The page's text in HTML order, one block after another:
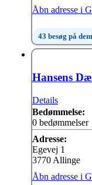
Åbn adresse i
43 besøg på
Hansens
Details
Bedømmelse:
0 bedømmelser
Adresse:
Egevej 1
3770 Allinge
Åbn adresse i